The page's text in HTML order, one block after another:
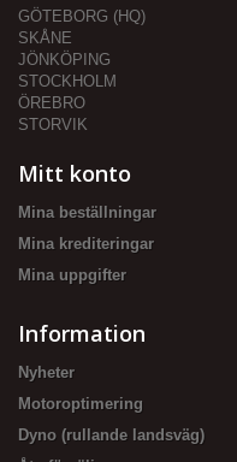
GÖTEBORG (HQ)
SKÅNE
JÖNKÖPING
STOCKHOLM
ÖREBRO
STORVIK
Mitt konto
Mina beställningar
Mina krediteringar
Mina uppgifter
Information
Nyheter
Motoroptimering
Dyno (rullande landsväg)